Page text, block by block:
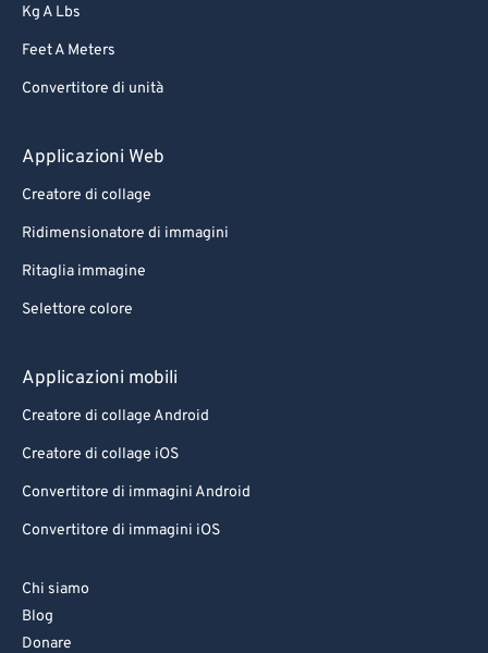
Kg A Lbs
Feet A Meters
Convertitore di unità
Applicazioni Web
Creatore di collage
Ridimensionatore di immagini
Ritaglia immagine
Selettore colore
Applicazioni mobili
Creatore di collage Android
Creatore di collage iOS
Convertitore di immagini Android
Convertitore di immagini iOS
Chi siamo
Blog
Donare